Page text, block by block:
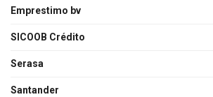
Emprestimo bv
SICOOB Crédito
Serasa
Santander